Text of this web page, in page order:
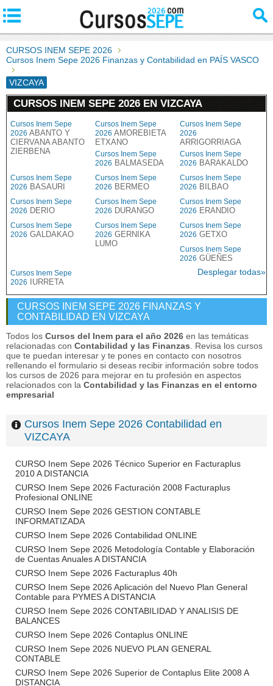
CURSOS INEM SEPE 2026
Cursos Inem Sepe 2026 Finanzas y Contabilidad en PAÍS VASCO
VIZCAYA
CURSOS INEM SEPE 2026 EN VIZCAYA
Cursos Inem Sepe
2026 ABANTO Y
CIERVANA ABANTO
ZIERBENA
Cursos Inem Sepe
2026 AMOREBIETA
ETXANO
Cursos Inem Sepe
2026
ARRIGORRIAGA
Cursos Inem Sepe
2026 BALMASEDA
Cursos Inem Sepe
2026 BARAKALDO
Cursos Inem Sepe
2026 BASAURI
Cursos Inem Sepe
2026 BERMEO
Cursos Inem Sepe
2026 BILBAO
Cursos Inem Sepe
2026 DERIO
Cursos Inem Sepe
2026 DURANGO
Cursos Inem Sepe
2026 ERANDIO
Cursos Inem Sepe
2026 GALDAKAO
Cursos Inem Sepe
2026 GERNIKA
LUMO
Cursos Inem Sepe
2026 GETXO
Cursos Inem Sepe
2026 GÜEÑES
Cursos Inem Sepe
2026
IURRETA
Desplegar todas»
CURSOS INEM SEPE 2026 FINANZAS Y
CONTABILIDAD EN VIZCAYA
Todos los Cursos del Inem para el año 2026 en las temáticas
relacionadas con Contabilidad y las Finanzas . Revisa los cursos
que te puedan interesar y te pones en contacto con nosotros
rellenando el formulario si deseas recibir información sobre todos
los cursos de 2026 para mejorar en tu profesión en aspectos
relacionados con la Contabilidad y las Finanzas en el entorno
empresarial
Cursos Inem Sepe 2026 Contabilidad en
VIZCAYA
CURSO Inem Sepe 2026 Técnico Superior en Facturaplus
2010 A DISTANCIA
CURSO Inem Sepe 2026 Facturación 2008 Facturaplus
Profesional ONLINE
CURSO Inem Sepe 2026 GESTION CONTABLE
INFORMATIZADA
CURSO Inem Sepe 2026 Contabilidad ONLINE
CURSO Inem Sepe 2026 Metodología Contable y Elaboración
de Cuentas Anuales A DISTANCIA
CURSO Inem Sepe 2026 Facturaplus 40h
CURSO Inem Sepe 2026 Aplicación del Nuevo Plan General
Contable para PYMES A DISTANCIA
CURSO Inem Sepe 2026 CONTABILIDAD Y ANALISIS DE
BALANCES
CURSO Inem Sepe 2026 Contaplus ONLINE
CURSO Inem Sepe 2026 NUEVO PLAN GENERAL
CONTABLE
CURSO Inem Sepe 2026 Superior de Contaplus Elite 2008 A
DISTANCIA